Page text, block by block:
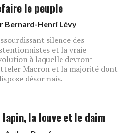
le peuple
Bernard-Henri Lévy
silence des
et la vraie
à laquelle devront
Macron et la majorité dont
désormais.
lapin, la louve et le daim